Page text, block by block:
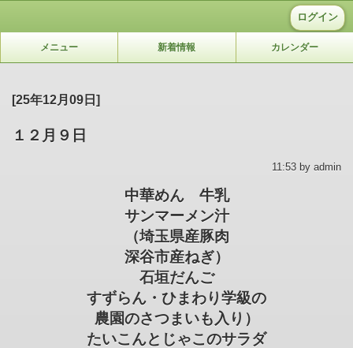
ログイン
メニュー 新着情報 カレンダー
[25年12月09日]
１２月９日
11:53 by admin
中華めん 牛乳
サンマーメン汁
（埼玉県産豚肉
深谷市産ねぎ）
石垣だんご
すずらん・ひまわり学級の
農園のさつまいも入り）
たいこんとじゃこのサラダ